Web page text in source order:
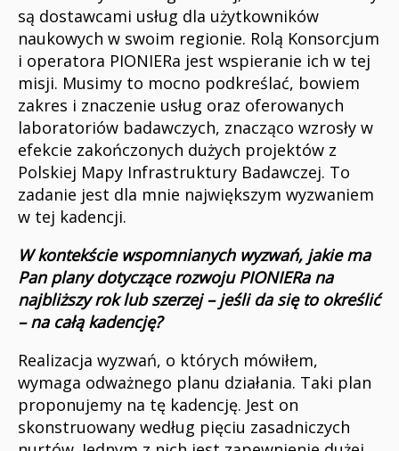
są dostawcami usług dla użytkowników
naukowych w swoim regionie. Rolą Konsorcjum
i operatora PIONIERa jest wspieranie ich w tej
misji. Musimy to mocno podkreślać, bowiem
zakres i znaczenie usług oraz oferowanych
laboratoriów badawczych, znacząco wzrosły w
efekcie zakończonych dużych projektów z
Polskiej Mapy Infrastruktury Badawczej. To
zadanie jest dla mnie największym wyzwaniem
w tej kadencji.
Wkontekście wspomnianych wyzwań, jakie ma
Pan plany dotyczące rozwoju PIONIERa na
najbliższy rok lub szerzej – jeśli da się to określić
– na całą kadencję?
Realizacja wyzwań, o których mówiłem,
wymaga odważnego planu działania. Taki plan
proponujemy na tę kadencję. Jest on
skonstruowany według pięciu zasadniczych